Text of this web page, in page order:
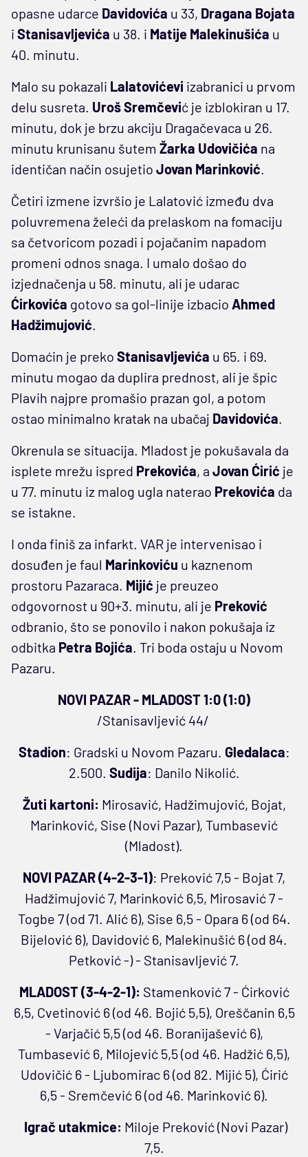
opasne udarce Davidovića u 33, Dragana Bojata
i Stanisavljevića u 38. i Matije Malekinušića u
40. minutu.
Malo su pokazali Lalatovićevi izabranici u prvom
delu susreta. Uroš Sremčević je izblokiran u 17.
minutu, dok je brzu akciju Dragačevaca u 26.
minutu krunisanu šutem Žarka Udovičića na
identičan način osujetio Jovan Marinković.
Četiri izmene izvršio je Lalatović između dva
poluvremena želeći da prelaskom na fomaciju
sa četvoricom pozadi i pojačanim napadom
promeni odnos snaga. I umalo došao do
izjednačenja u 58. minutu, ali je udarac
Ćirkovića gotovo sa gol-linije izbacio Ahmed
Hadžimujović.
Domaćin je preko Stanisavljevića u 65. i 69.
minutu mogao da duplira prednost, ali je špic
Plavih najpre promašio prazan gol, a potom
ostao minimalno kratak na ubačaj Davidovića.
Okrenula se situacija. Mladost je pokušavala da
isplete mrežu ispred Prekovića, a Jovan Ćirić je
u 77. minutu iz malog ugla naterao Prekovića da
se istakne.
I onda finiš za infarkt. VAR je intervenisao i
dosuđen je faul Marinkoviću u kaznenom
prostoru Pazaraca. Mijić je preuzeo
odgovornost u 90+3. minutu, ali je Preković
odbranio, što se ponovilo i nakon pokušaja iz
odbitka Petra Bojića. Tri boda ostaju u Novom
Pazaru.
NOVI PAZAR - MLADOST 1:0 (1:0)
/Stanisavljević 44/
Stadion: Gradski u Novom Pazaru. Gledalaca:
2.500. Sudija: Danilo Nikolić.
Žuti kartoni: Mirosavić, Hadžimujović, Bojat,
Marinković, Sise (Novi Pazar), Tumbasević
(Mladost).
NOVI PAZAR (4-2-3-1): Preković 7,5 - Bojat 7,
Hadžimujović 7, Marinković 6,5, Mirosavić 7 -
Togbe 7 (od 71. Alić 6), Sise 6,5 - Opara 6 (od 64.
Bijelović 6), Davidović 6, Malekinušić 6 (od 84.
Petković -) - Stanisavljević 7.
MLADOST (3-4-2-1): Stamenković 7 - Ćirković
6,5, Cvetinović 6 (od 46. Bojić 5,5), Oreščanin 6,5
- Varjačić 5,5 (od 46. Boranijašević 6),
Tumbasević 6, Milojević 5,5 (od 46. Hadžić 6,5),
Udovičić 6 - Ljubomirac 6 (od 82. Mijić 5), Ćirić
6,5 - Sremčević 6 (od 46. Marinković 6).
Igrač utakmice: Miloje Preković (Novi Pazar)
7,5.